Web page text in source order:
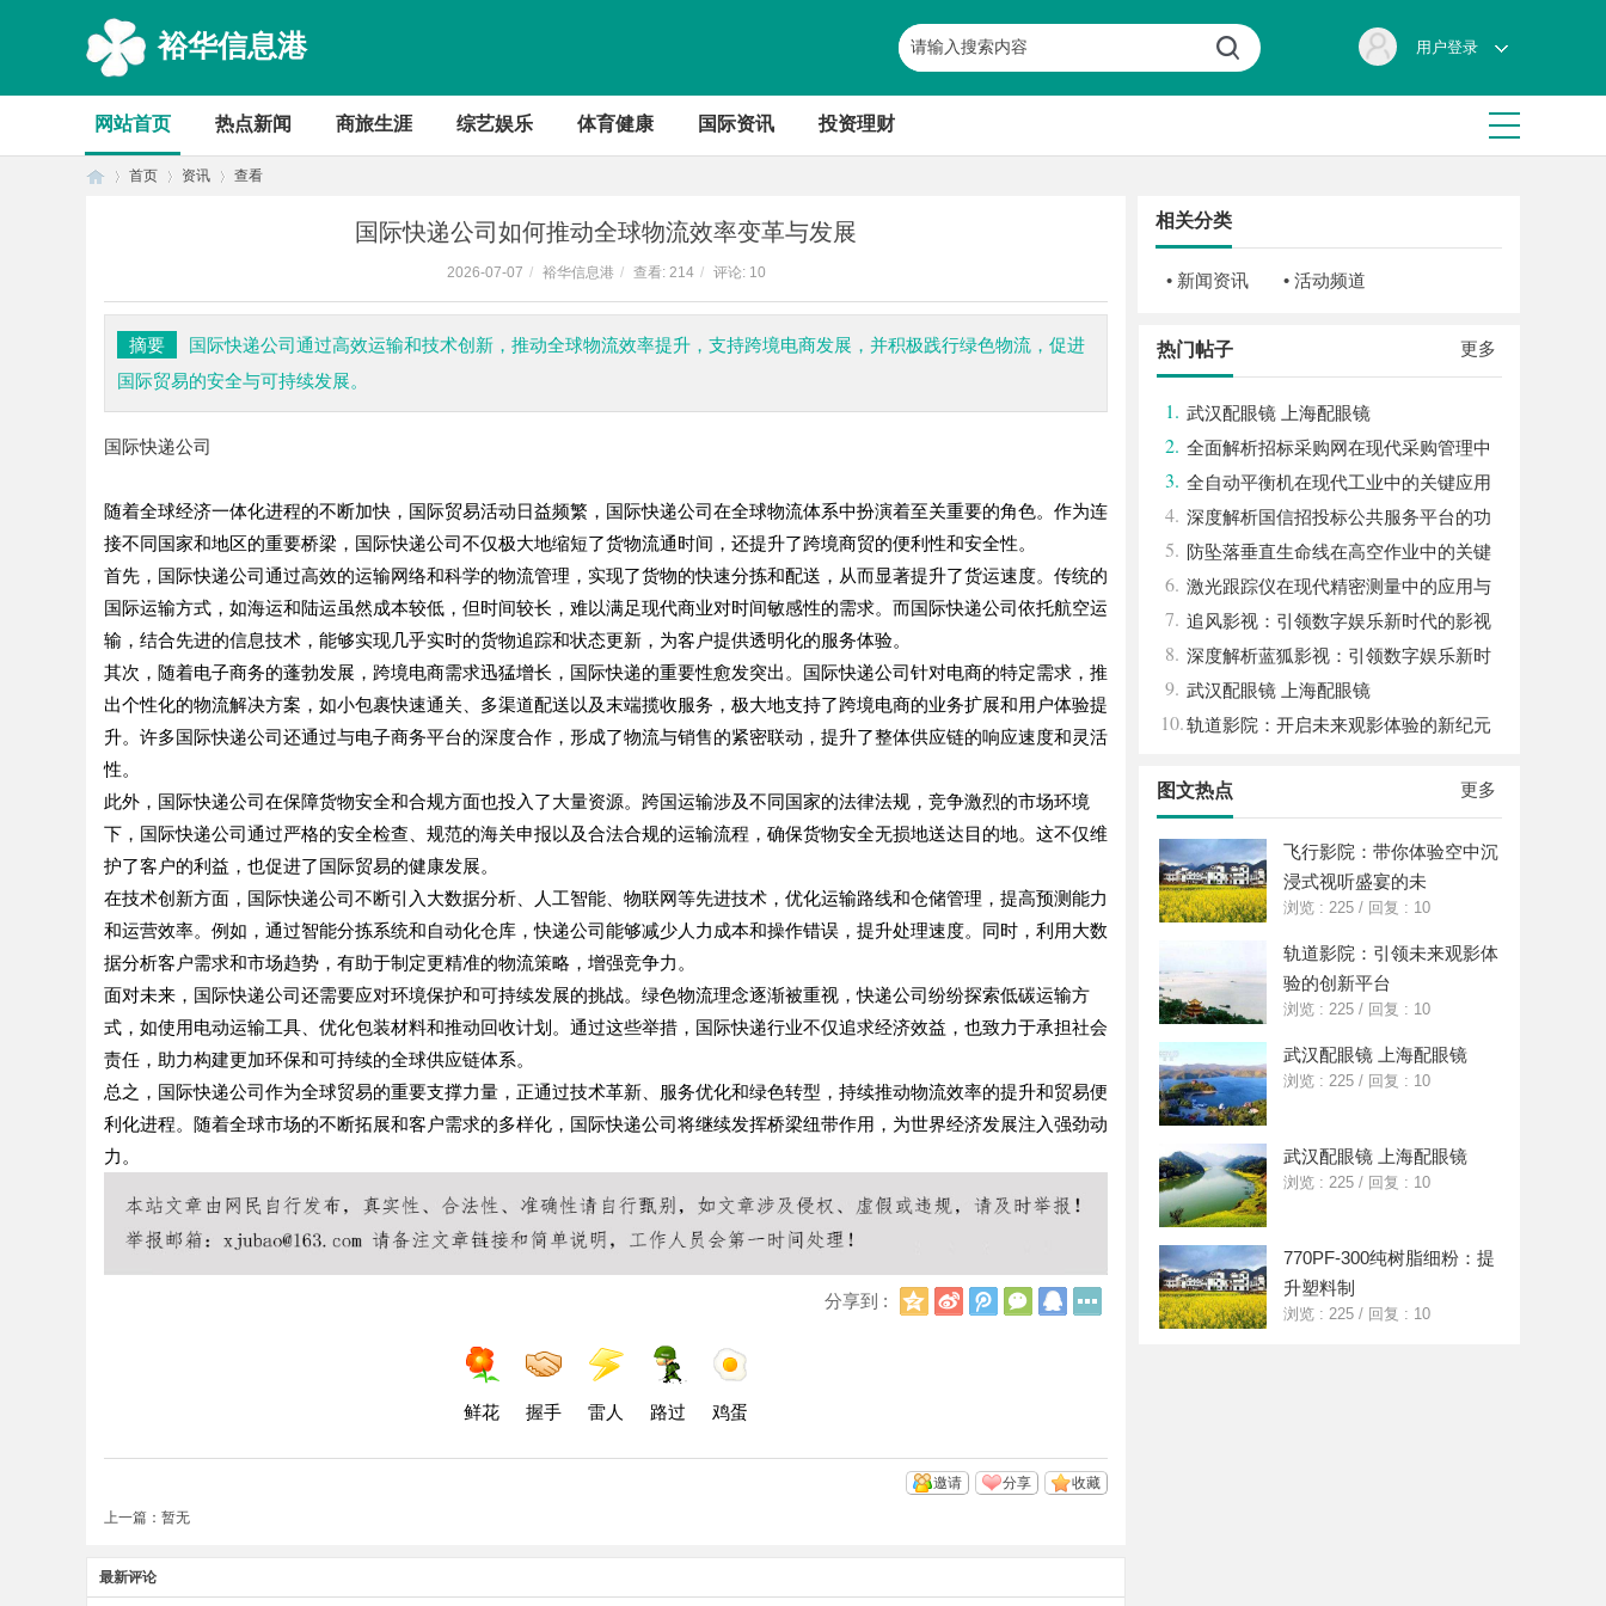
裕华信息港 用户登录
网站首页 热点新闻 商旅生涯 综艺娱乐 体育健康 国际资讯 投资理财
首页 资讯 查看
国际快递公司如何推动全球物流效率变革与发展
2026-07-07 / 裕华信息港 / 查看: 214 / 评论: 10
摘要
国际快递公司通过高效运输和技术创新，推动全球物流效率提升，支持跨境电商发展，并积极践行绿色物流，促进
国际贸易的安全与可持续发展。
国际快递公司
随着全球经济一体化进程的不断加快，国际贸易活动日益频繁，国际快递公司在全球物流体系中扮演着至关重要的角色。作为连
接不同国家和地区的重要桥梁，国际快递公司不仅极大地缩短了货物流通时间，还提升了跨境商贸的便利性和安全性。
首先，国际快递公司通过高效的运输网络和科学的物流管理，实现了货物的快速分拣和配送，从而显著提升了货运速度。传统的
国际运输方式，如海运和陆运虽然成本较低，但时间较长，难以满足现代商业对时间敏感性的需求。而国际快递公司依托航空运
输，结合先进的信息技术，能够实现几乎实时的货物追踪和状态更新，为客户提供透明化的服务体验。
其次，随着电子商务的蓬勃发展，跨境电商需求迅猛增长，国际快递的重要性愈发突出。国际快递公司针对电商的特定需求，推
出个性化的物流解决方案，如小包裹快速通关、多渠道配送以及末端揽收服务，极大地支持了跨境电商的业务扩展和用户体验提
升。许多国际快递公司还通过与电子商务平台的深度合作，形成了物流与销售的紧密联动，提升了整体供应链的响应速度和灵活
性。
此外，国际快递公司在保障货物安全和合规方面也投入了大量资源。跨国运输涉及不同国家的法律法规，竞争激烈的市场环境
下，国际快递公司通过严格的安全检查、规范的海关申报以及合法合规的运输流程，确保货物安全无损地送达目的地。这不仅维
护了客户的利益，也促进了国际贸易的健康发展。
在技术创新方面，国际快递公司不断引入大数据分析、人工智能、物联网等先进技术，优化运输路线和仓储管理，提高预测能力
和运营效率。例如，通过智能分拣系统和自动化仓库，快递公司能够减少人力成本和操作错误，提升处理速度。同时，利用大数
据分析客户需求和市场趋势，有助于制定更精准的物流策略，增强竞争力。
面对未来，国际快递公司还需要应对环境保护和可持续发展的挑战。绿色物流理念逐渐被重视，快递公司纷纷探索低碳运输方
式，如使用电动运输工具、优化包装材料和推动回收计划。通过这些举措，国际快递行业不仅追求经济效益，也致力于承担社会
责任，助力构建更加环保和可持续的全球供应链体系。
总之，国际快递公司作为全球贸易的重要支撑力量，正通过技术革新、服务优化和绿色转型，持续推动物流效率的提升和贸易便
利化进程。随着全球市场的不断拓展和客户需求的多样化，国际快递公司将继续发挥桥梁纽带作用，为世界经济发展注入强劲动
力。
分享到 :
Q
新
浪
腾
讯
微
信
Q
鲜花 握手 雷人 路过 鸡蛋
收藏
分享
邀请
上一篇：暂无
最新评论
相关分类
• 新闻资讯 • 活动频道
更多
热门帖子
1. 武汉配眼镜 上海配眼镜
2. 全面解析招标采购网在现代采购管理中
的重要作用与应用
3. 全自动平衡机在现代工业中的关键应用
与发展趋势解析
4. 深度解析国信招投标公共服务平台的功
能与优势
5. 防坠落垂直生命线在高空作业中的关键
应用与安全保障
6. 激光跟踪仪在现代精密测量中的应用与
发展趋势
7. 追风影视：引领数字娱乐新时代的影视
平台探索
8. 深度解析蓝狐影视：引领数字娱乐新时
代的先锋力量
9. 武汉配眼镜 上海配眼镜
10.轨道影院：开启未来观影体验的新纪元
更多
图文热点
飞行影院：带你体验空中沉
浸式视听盛宴的未
浏览 : 225 / 回复 : 10
轨道影院：引领未来观影体
验的创新平台
浏览 : 225 / 回复 : 10
武汉配眼镜 上海配眼镜
浏览 : 225 / 回复 : 10
武汉配眼镜 上海配眼镜
浏览 : 225 / 回复 : 10
770PF-300纯树脂细粉：提
升塑料制
浏览 : 225 / 回复 : 10